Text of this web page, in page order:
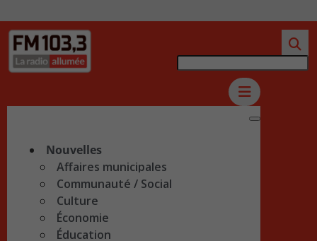
Nouvelles
Affaires municipales
Communauté / Social
Culture
Économie
Éducation